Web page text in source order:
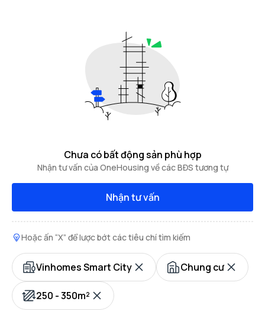
Chưa có bất động sản phù hợp
Nhận tư vấn của OneHousing về các BĐS tương tự
Nhận tư vấn
Hoặc ấn “X” để lược bớt các tiêu chí tìm kiếm
Vinhomes Smart City Chung cư
250 - 350m²